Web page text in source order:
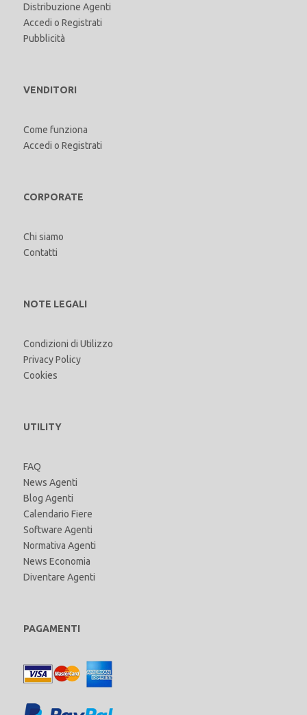
Distribuzione Agenti
Accedi o Registrati
Pubblicità
VENDITORI
Come funziona
Accedi o Registrati
CORPORATE
Chi siamo
Contatti
NOTE LEGALI
Condizioni di Utilizzo
Privacy Policy
Cookies
UTILITY
FAQ
News Agenti
Blog Agenti
Calendario Fiere
Software Agenti
Normativa Agenti
News Economia
Diventare Agenti
PAGAMENTI